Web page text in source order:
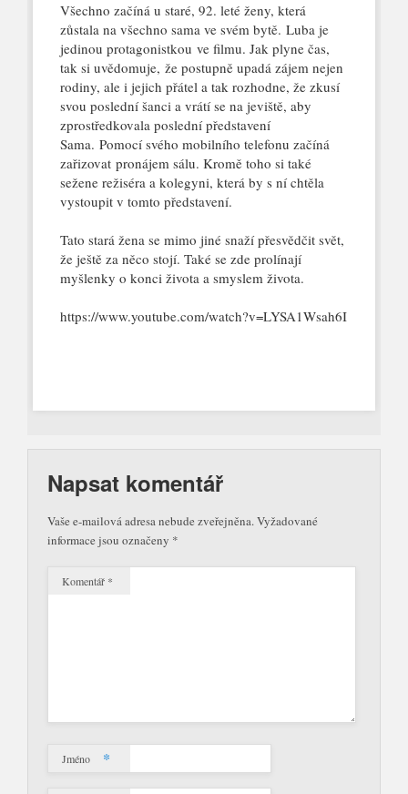
Všechno začíná u staré, 92. leté ženy, která
zůstala na všechno sama ve svém bytě. Luba je
jedinou protagonistkou ve filmu. Jak plyne čas,
tak si uvědomuje, že postupně upadá zájem nejen
rodiny, ale i jejich přátel a tak rozhodne, že zkusí
svou poslední šanci a vrátí se na jeviště, aby
zprostředkovala poslední představení
Sama. Pomocí svého mobilního telefonu začíná
zařizovat pronájem sálu. Kromě toho si také
sežene režiséra a kolegyni, která by s ní chtěla
vystoupit v tomto představení.
Tato stará žena se mimo jiné snaží přesvědčit svět,
že ještě za něco stojí. Také se zde prolínají
myšlenky o konci života a smyslem života.
https://www.youtube.com/watch?v=LYSA1Wsah6I
Napsat komentář
Vaše e-mailová adresa nebude zveřejněna.Vyžadované
informace jsou označeny *
Komentář *
Jméno *